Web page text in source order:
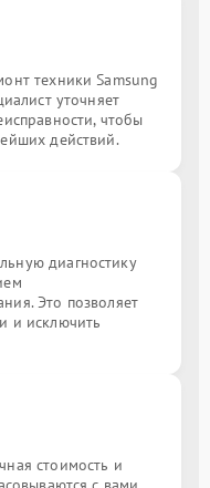
техники Samsung
уточняет
чтобы
действий.
диагностику
Это позволяет
и исключить
стоимость и